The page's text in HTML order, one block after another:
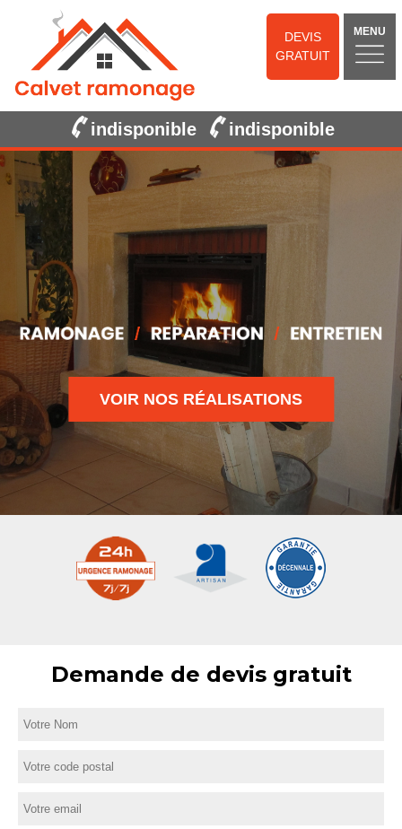
DEVIS
GRATUIT
MENU
indisponible indisponible
VOIR NOS RÉALISATIONS
Demande de devis gratuit